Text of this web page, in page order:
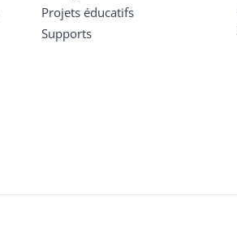
Projets éducatifs
Supports